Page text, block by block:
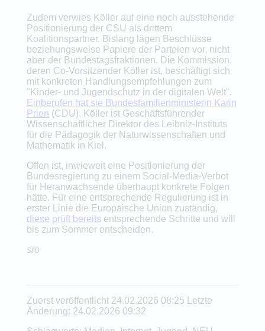
Zudem verwies Köller auf eine noch ausstehende
Positionierung der CSU als drittem
Koalitionspartner. Bislang lägen Beschlüsse
beziehungsweise Papiere der Parteien vor, nicht
aber der Bundestagsfraktionen. Die Kommission,
deren Co-Vorsitzender Köller ist, beschäftigt sich
mit konkreten Handlungsempfehlungen zum
"Kinder- und Jugendschutz in der digitalen Welt".
Einberufen hat sie Bundesfamilienministerin Karin
Prien (CDU). Köller ist Geschäftsführender
Wissenschaftlicher Direktor des Leibniz-Instituts
für die Pädagogik der Naturwissenschaften und
Mathematik in Kiel.
Offen ist, inwieweit eine Positionierung der
Bundesregierung zu einem Social-Media-Verbot
für Heranwachsende überhaupt konkrete Folgen
hätte. Für eine entsprechende Regulierung ist in
erster Linie die Europäische Union zuständig,
diese prüft bereits entsprechende Schritte und will
bis zum Sommer entscheiden.
sro
Zuerst veröffentlicht 24.02.2026 08:25 Letzte
Änderung: 24.02.2026 09:32